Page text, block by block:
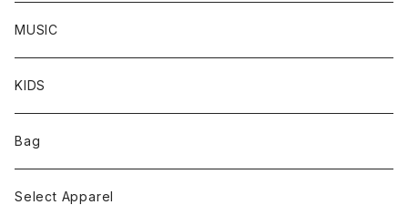
S/S TEE
MUSIC
KIDS
Bag
Select Apparel